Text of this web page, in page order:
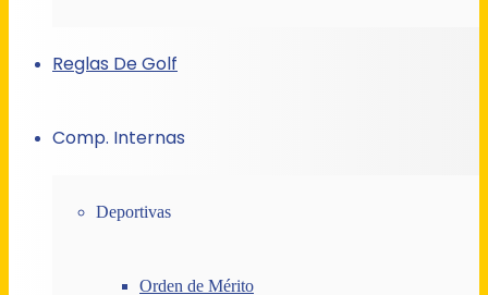
Reglas De Golf
Comp. Internas
Deportivas
Orden de Mérito